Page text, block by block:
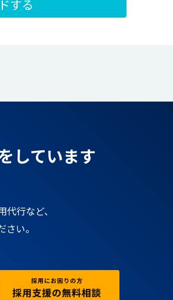
しています
行など、
い。